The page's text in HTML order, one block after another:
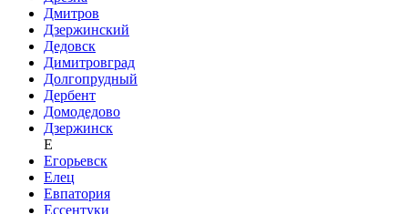
Дмитров
Дзержинский
Дедовск
Димитровград
Долгопрудный
Дербент
Домодедово
Дзержинск
Е
Егорьевск
Елец
Евпатория
Ессентуки